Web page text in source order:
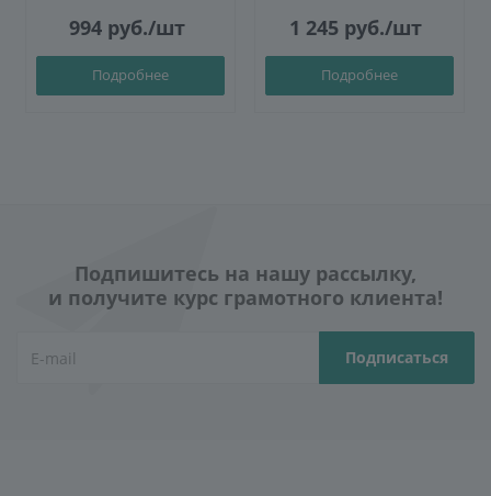
994руб./шт
Подробнее
1 245 руб./шт
Подробнее
Подпишитесь на нашу рассылку,
и получите курс грамотного клиента!